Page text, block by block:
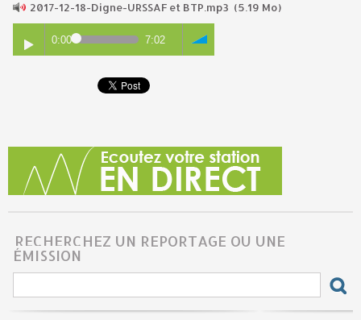
2017-12-18-Digne-URSSAF et BTP.mp3 (5.19 Mo)
0:00 7:02
RECHERCHEZ UN REPORTAGE OU UNE
ÉMISSION